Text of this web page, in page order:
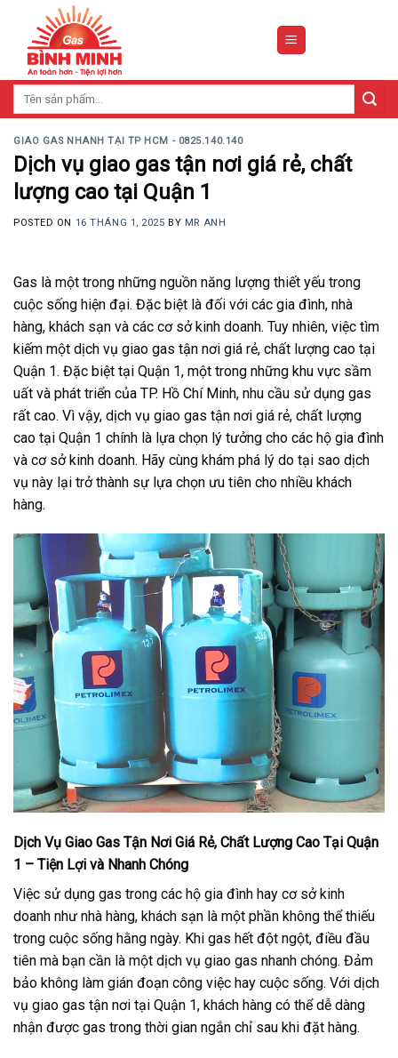
content
GIAO GAS NHANH TẠI TP HCM - 0825.140.140
Dịch vụ giao gas tận nơi giá rẻ, chất
lượng cao tại Quận 1
POSTED ON 16 THÁNG 1, 2025 BY MR ANH
Gas là một trong những nguồn năng lượng thiết yếu trong
cuộc sống hiện đại. Đặc biệt là đối với các gia đình, nhà
hàng, khách sạn và các cơ sở kinh doanh. Tuy nhiên, việc tìm
kiếm một dịch vụ giao gas tận nơi giá rẻ, chất lượng cao tại
Quận 1. Đặc biệt tại Quận 1, một trong những khu vực sầm
uất và phát triển của TP. Hồ Chí Minh, nhu cầu sử dụng gas
rất cao. Vì vậy, dịch vụ giao gas tận nơi giá rẻ, chất lượng
cao tại Quận 1 chính là lựa chọn lý tưởng cho các hộ gia đình
và cơ sở kinh doanh. Hãy cùng khám phá lý do tại sao dịch
vụ này lại trở thành sự lựa chọn ưu tiên cho nhiều khách
hàng.
Dịch Vụ Giao Gas Tận Nơi Giá Rẻ, Chất Lượng Cao Tại Quận
1 – Tiện Lợi và Nhanh Chóng
Việc sử dụng gas trong các hộ gia đình hay cơ sở kinh
doanh như nhà hàng, khách sạn là một phần không thể thiếu
trong cuộc sống hằng ngày. Khi gas hết đột ngột, điều đầu
tiên mà bạn cần là một dịch vụ giao gas nhanh chóng. Đảm
bảo không làm gián đoạn công việc hay cuộc sống. Với dịch
vụ giao gas tận nơi tại Quận 1, khách hàng có thể dễ dàng
nhận được gas trong thời gian ngắn chỉ sau khi đặt hàng.